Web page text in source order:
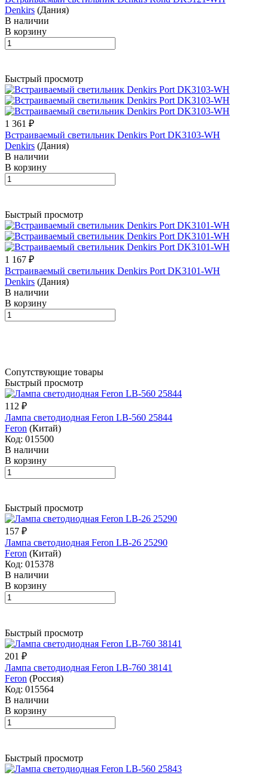
Denkirs (Дания)
В наличии
В корзину
Быстрый просмотр
1 361 ₽
Встраиваемый светильник Denkirs Port DK3103-WH
Denkirs (Дания)
В наличии
В корзину
Быстрый просмотр
1 167 ₽
Встраиваемый светильник Denkirs Port DK3101-WH
Denkirs (Дания)
В наличии
В корзину
Сопутствующие товары
Быстрый просмотр
112 ₽
Лампа светодиодная Feron LB-560 25844
Feron (Китай)
Код: 015500
В наличии
В корзину
Быстрый просмотр
157 ₽
Лампа светодиодная Feron LB-26 25290
Feron (Китай)
Код: 015378
В наличии
В корзину
Быстрый просмотр
201 ₽
Лампа светодиодная Feron LB-760 38141
Feron (Россия)
Код: 015564
В наличии
В корзину
Быстрый просмотр